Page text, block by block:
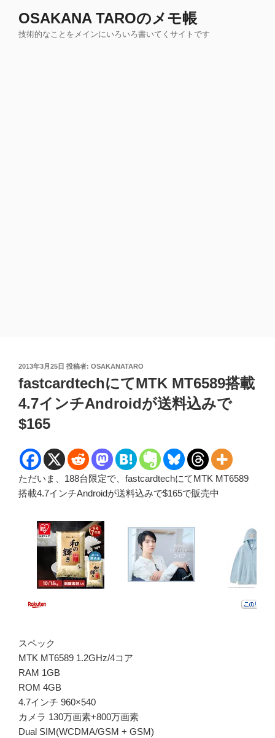
OSAKANA TAROのメモ帳
技術的なことをメインにいろいろ書いてくサイトです
投
稿
日:
2013年3月25日 投稿者: OSAKANATARO
fastcardtechにてMTK MT6589搭載
4.7インチAndroidが送料込みで
$165
ただいま、188台限定で、fastcardtechにてMTK MT6589
搭載4.7インチAndroidが送料込みで$165で販売中
スペック
MTK MT6589 1.2GHz/4コア
RAM 1GB
ROM 4GB
4.7インチ 960×540
カメラ 130万画素+800万画素
Dual SIM(WCDMA/GSM + GSM)